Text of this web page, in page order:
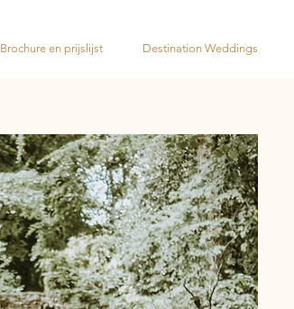
Brochure en prijslijst Destination Weddings